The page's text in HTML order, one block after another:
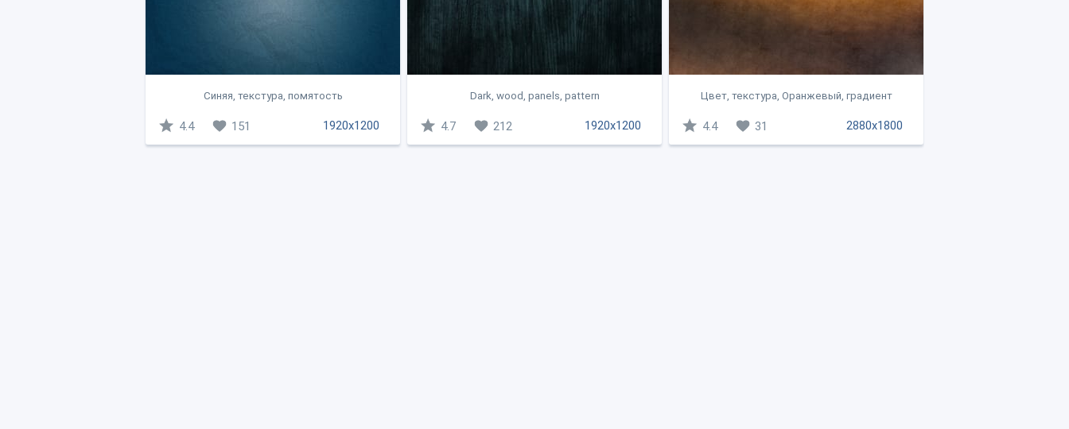
Синяя, текстура, помятость
1920x1200
4.4 151
Dark, wood, panels, pattern
1920x1200
4.7 212
Цвет, текстура, Оранжевый, градиент
2880x1800
4.4 31